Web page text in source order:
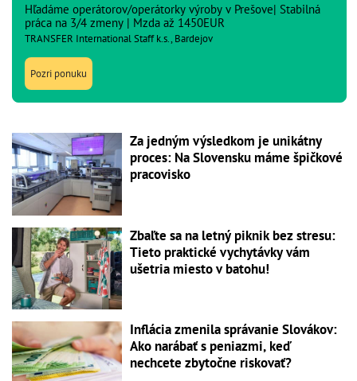
Hľadáme operátorov/operátorky výroby v Prešove| Stabilná
práca na 3/4 zmeny | Mzda až 1450EUR
TRANSFER International Staff k.s., Bardejov
Pozri ponuku
Za jedným výsledkom je unikátny
proces: Na Slovensku máme špičkové
pracovisko
Zbaľte sa na letný piknik bez stresu:
Tieto praktické vychytávky vám
ušetria miesto v batohu!
Inflácia zmenila správanie Slovákov:
Ako narábať s peniazmi, keď
nechcete zbytočne riskovať?